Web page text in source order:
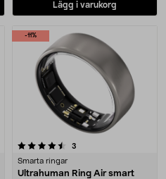
Lägg i varukorg
-11%
3
Smarta ringar
Ultrahuman Ring Air smart